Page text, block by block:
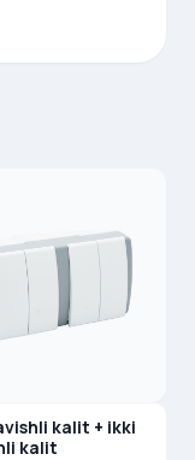
kalit + ikki
kalit